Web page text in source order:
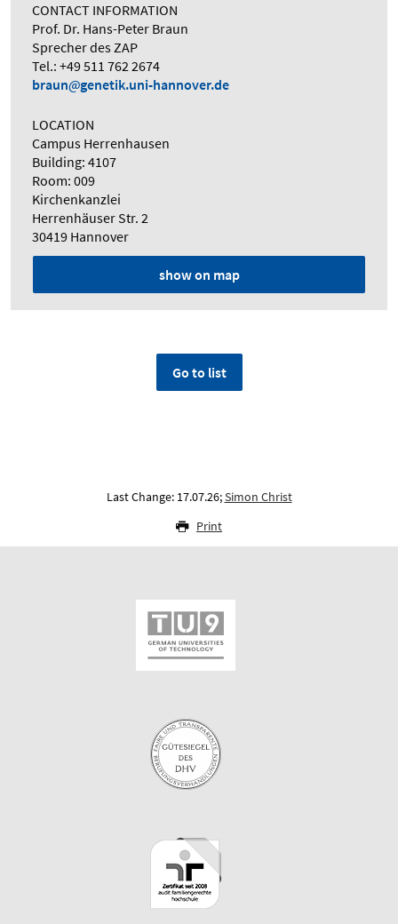
CONTACT INFORMATION
Prof. Dr. Hans-Peter Braun
Sprecher des ZAP
Tel.: +49 511 762 2674
braun
genetik.uni-hannover.de
LOCATION
Campus Herrenhausen
Building: 4107
Room: 009
Kirchenkanzlei
Herrenhäuser Str. 2
30419 Hannover
show on map
Go to list
Last Change: 17.07.26;Simon Christ
Print